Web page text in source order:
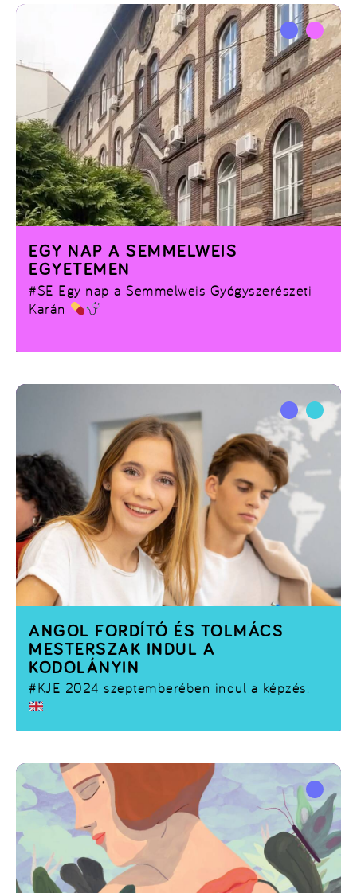
#SE Egy nap a Semmelweis Gyógyszerészeti
Karán
EGY NAP A SEMMELWEIS
EGYETEMEN
#KJE 2024 szeptemberében indul a képzés.
ANGOL FORDÍTÓ ÉS TOLMÁCS
MESTERSZAK INDUL A
KODOLÁNYIN